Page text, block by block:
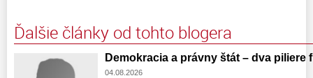
Ďalšie články od tohto blogera
Demokracia a právny štát – dva
04.08.2026